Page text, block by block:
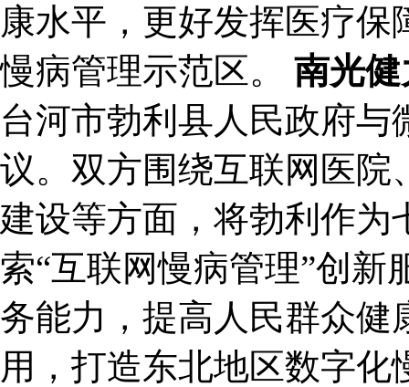
康水平，更好发挥医疗
慢病管理示范区。 南光
台河市勃利县人民政府
议。双方围绕互联网医院
建设等方面，将勃利作为
索“互联网慢病管理”创
务能力，提高人民群众健
用，打造东北地区数字化